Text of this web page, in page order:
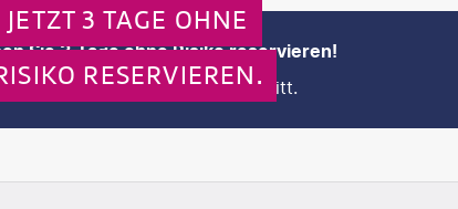
JETZT 3 TAGE OHNE
RESERVIEREN.
Sie 3 Tage ohne Risiko reservieren!
Sie im nächsten Buchungsschritt.